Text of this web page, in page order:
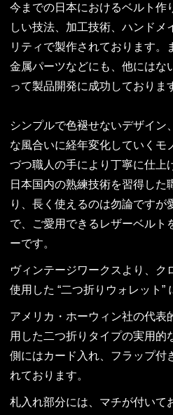
今までの日本におけるベルト作
しい技法、加工技術、ハンドメ
リティで製作されております。
金属パーツなどにも、他にはな
って製品開発に成功しておりま
シンプルで色褪せないデザイン
な風合いに経年変化していくモ
づつ職人の手により丁寧に仕上
日本国内の熟練技術を習得した
り、長く使えるのは勿論ですが
で、ご愛用できるレザーベルト
ーです。
ヴィンテージワークスより、ク
使用した “二つ折りウォレット”
アメリカ・ホーウィン社の代表
用した二つ折りタイプの実用的
側にはカード入れ、フラップ付
れております。
札入れ部分には、マチが付いて